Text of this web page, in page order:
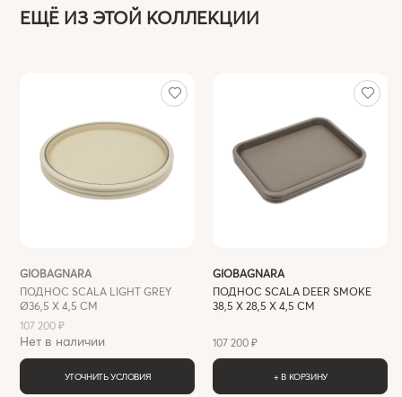
ЕЩЁ ИЗ ЭТОЙ КОЛЛЕКЦИИ
GIOBAGNARA
ПОДНОС SCALA LIGHT GREY
Ø36,5 X 4,5 СМ
107 200 ₽
Нет в наличии
УТОЧНИТЬ УСЛОВИЯ
GIOBAGNARA
ПОДНОС SCALA DEER SMOKE
38,5 X 28,5 Х 4,5 СМ
107 200 ₽
+ В КОРЗИНУ